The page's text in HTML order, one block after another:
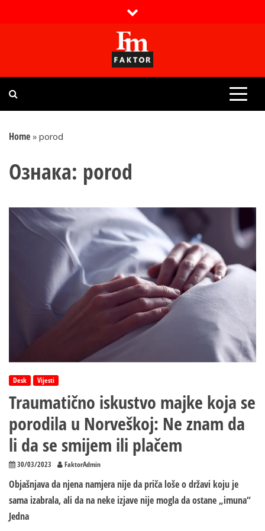
Faktor magazin
Uvijek presudan
Home » porod
Ознака: porod
Desk Vijesti
Traumatično iskustvo majke koja se
porodila u Norveškoj: Ne znam da
li da se smijem ili plačem
30/03/2023 FaktorAdmin
Objašnjava da njena namjera nije da priča loše o državi koju je
sama izabrala, ali da na neke izjave nije mogla da ostane „imuna“
Jedna